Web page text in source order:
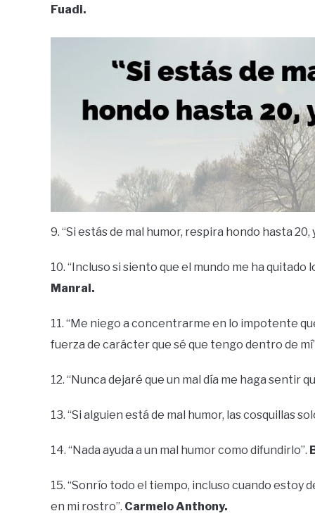
Fuadi.
9. “Si estás de mal humor, respira hondo hasta
10. “Incluso si siento que el mundo me ha
Manral.
11. “Me niego a concentrarme en lo impotente
fuerza de carácter que sé que tengo dentro de
12. “Nunca dejaré que un mal día me haga sentir
13. “Si alguien está de mal humor, las cosquillas
14. “Nada ayuda a un mal humor como difundirlo”.
15. “Sonrío todo el tiempo, incluso cuando estoy
en mi rostro”. Carmelo Anthony.